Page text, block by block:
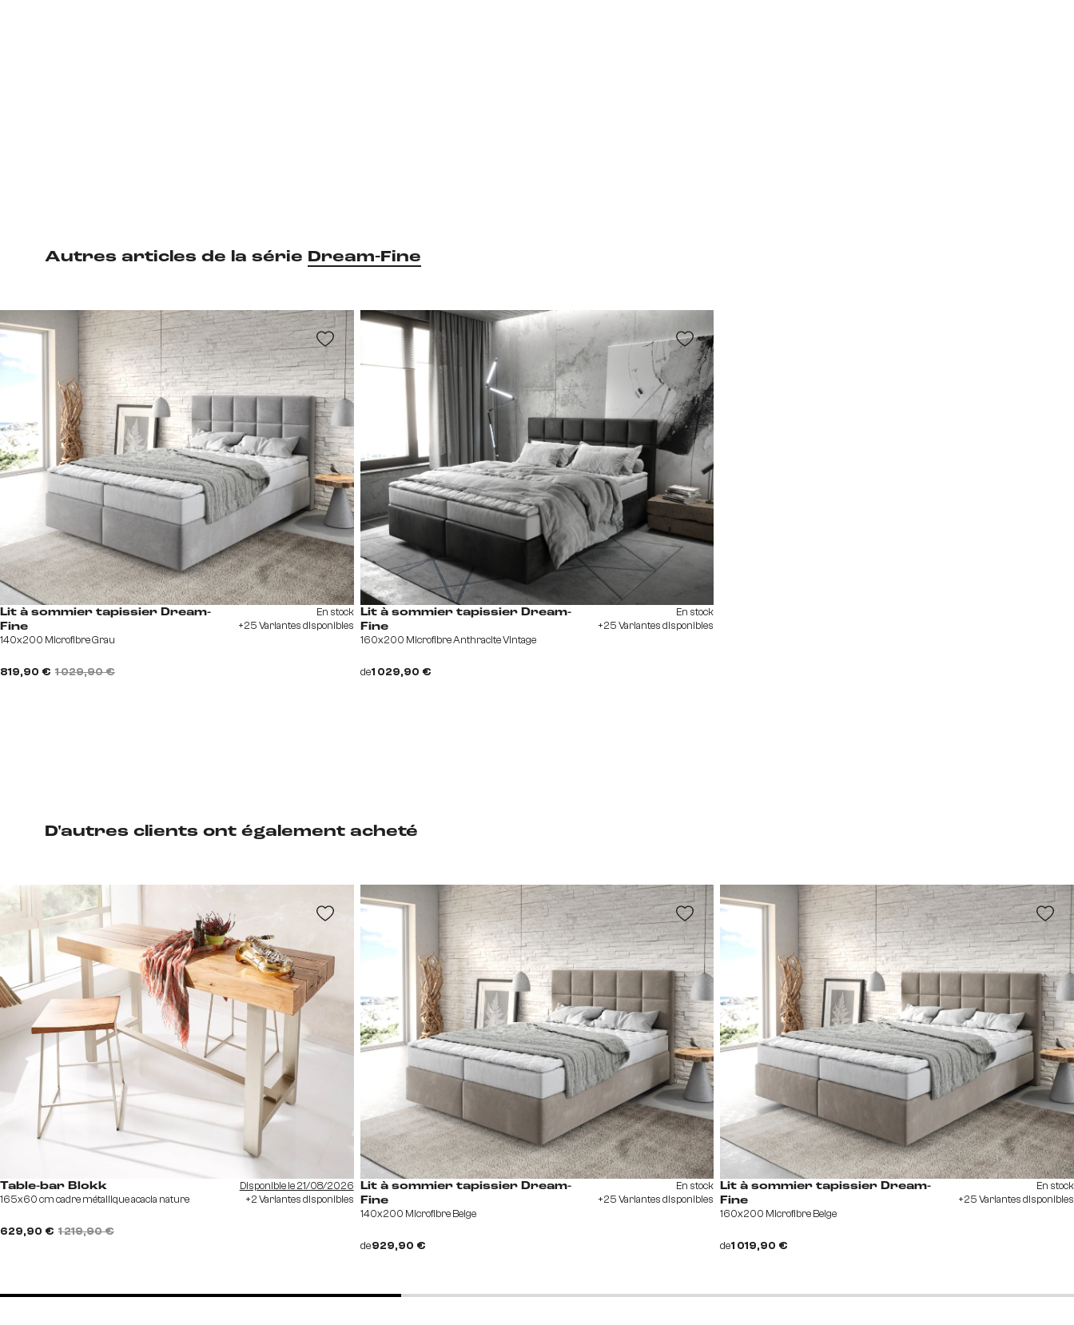
D'autres clients ont également acheté
Table-bar Blokk
165x60 cm cadre métallique acacia nature
629,90 € 1 219,90 €
Disponible le 21/08/2026
+2 Variantes disponibles
Lit à sommier tapissier Dream-
Fine
140x200 Microfibre Beige
de929,90 €
En stock
+25 Variantes disponibles
Lit à sommier tapissier Dream-
Fine
160x200 Microfibre Beige
de1 019,90 €
En stock
+25 Variantes disponibles
Autres articles de la série Dream-Fine
Lit à sommier tapissier Dream-
Fine
140x200 Microfibre Grau
819,90 € 1 029,90 €
En stock
+25 Variantes disponibles
Lit à sommier tapissier Dream-
Fine
160x200 Microfibre Anthracite Vintage
de1 029,90 €
En stock
+25 Variantes disponibles